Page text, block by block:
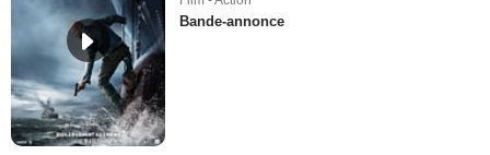
Bande-annonce